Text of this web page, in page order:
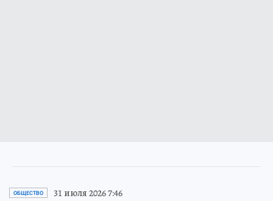
ОБЩЕСТВО 31 июля 2026 7:46